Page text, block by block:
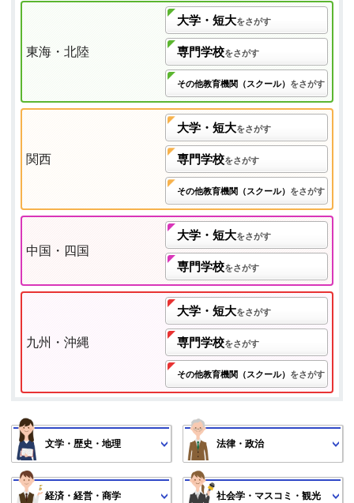
東海・北陸
大学・短大をさがす
専門学校をさがす
その他教育機関（スクール） をさがす
関西
大学・短大をさがす
専門学校をさがす
その他教育機関（スクール） をさがす
中国・四国
大学・短大をさがす
専門学校をさがす
九州・沖縄
大学・短大をさがす
専門学校をさがす
その他教育機関（スクール） をさがす
文学・歴史・地理 法律・政治
経済・経営・商学 社会学・マスコミ・観光